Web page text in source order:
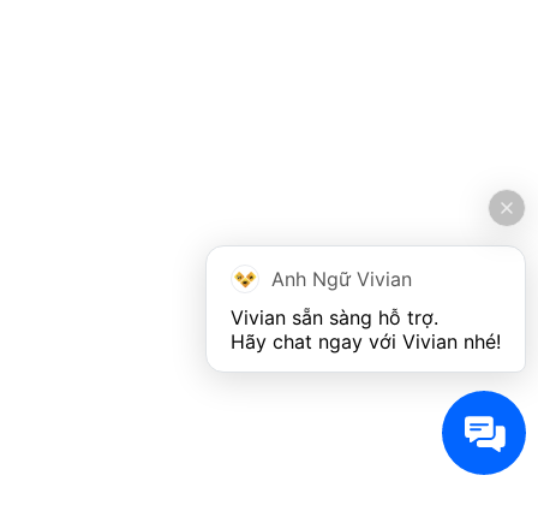
Anh Ngữ Vivian
Vivian sẵn sàng hỗ trợ.
Hãy chat ngay với Vivian nhé!